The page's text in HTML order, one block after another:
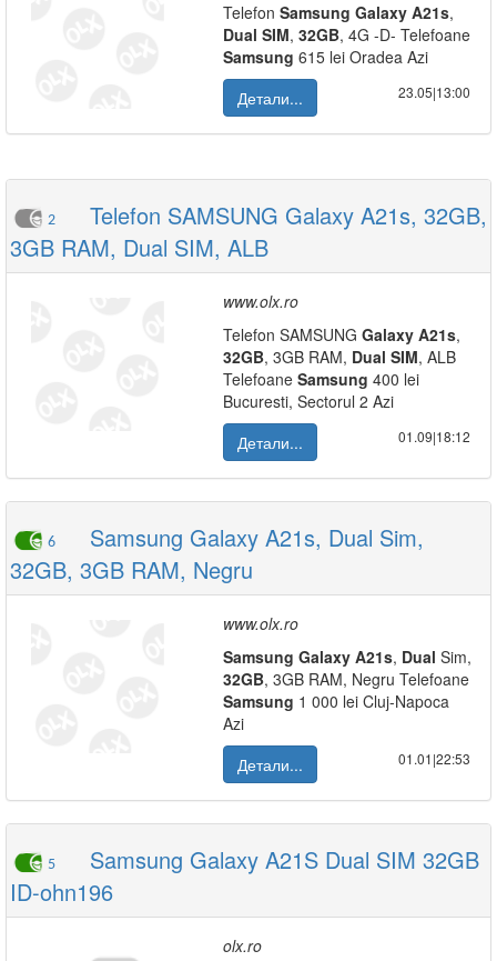
Telefon Samsung Galaxy A21s,
Dual SIM, 32GB, 4G -D- Telefoane
Samsung 615 lei Oradea Azi
Детали...
23.05|13:00
2
Telefon SAMSUNG Galaxy A21s, 32GB,
3GB RAM, Dual SIM, ALB
www.olx.ro
Telefon SAMSUNG Galaxy A21s,
32GB, 3GB RAM, Dual SIM, ALB
Telefoane Samsung 400 lei
Bucuresti, Sectorul 2 Azi
Детали...
01.09|18:12
6
Samsung Galaxy A21s, Dual Sim,
32GB, 3GB RAM, Negru
www.olx.ro
Samsung Galaxy A21s, Dual Sim,
32GB, 3GB RAM, Negru Telefoane
Samsung 1 000 lei Cluj-Napoca
Azi
Детали...
01.01|22:53
5
Samsung Galaxy A21S Dual SIM 32GB
ID-ohn196
olx.ro